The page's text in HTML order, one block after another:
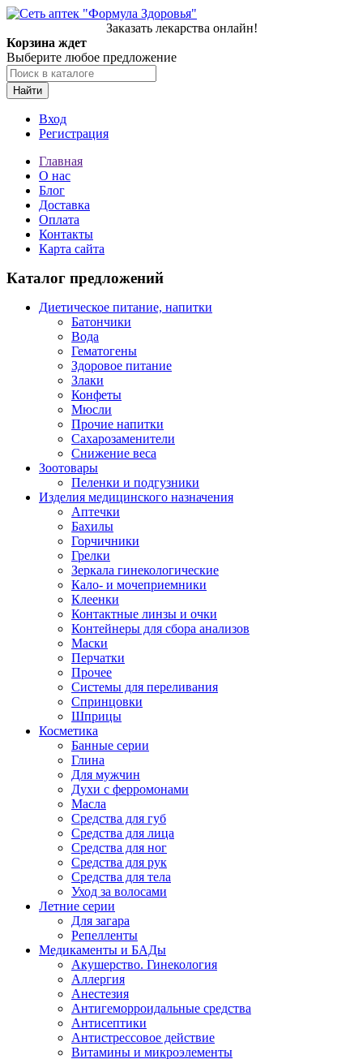
Заказать лекарства онлайн!
Корзина ждет
Выберите любое предложение
Найти
Вход
Регистрация
Главная
О нас
Блог
Доставка
Оплата
Контакты
Карта сайта
Каталог предложений
Диетическое питание, напитки
Батончики
Вода
Гематогены
Здоровое питание
Злаки
Конфеты
Мюсли
Прочие напитки
Сахарозаменители
Снижение веса
Зоотовары
Пеленки и подгузники
Изделия медицинского назначения
Аптечки
Бахилы
Горчичники
Грелки
Зеркала гинекологические
Кало- и мочеприемники
Клеенки
Контактные линзы и очки
Контейнеры для сбора анализов
Маски
Перчатки
Прочее
Системы для переливания
Спринцовки
Шприцы
Косметика
Банные серии
Глина
Для мужчин
Духи с ферромонами
Масла
Средства для губ
Средства для лица
Средства для ног
Средства для рук
Средства для тела
Уход за волосами
Летние серии
Для загара
Репелленты
Медикаменты и БАДы
Акушерство. Гинекология
Аллергия
Анестезия
Антигеморроидальные средства
Антисептики
Антистрессовое действие
Витамины и микроэлементы